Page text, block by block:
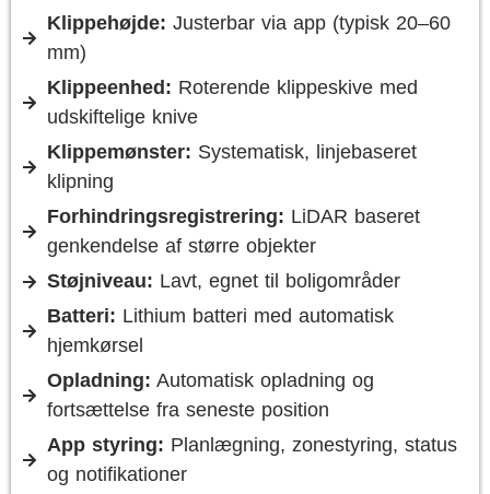
Klippehøjde: Justerbar via app (typisk 20–60
mm)
Klippeenhed: Roterende klippeskive med
udskiftelige knive
Klippe­mønster: Systematisk, linjebaseret
klipning
Forhindringsregistrering: LiDAR baseret
genkendelse af større objekter
Støjniveau: Lavt, egnet til boligområder
Batteri: Lithium batteri med automatisk
hjemkørsel
Opladning: Automatisk opladning og
fortsættelse fra seneste position
App styring: Planlægning, zonestyring, status
og notifikationer